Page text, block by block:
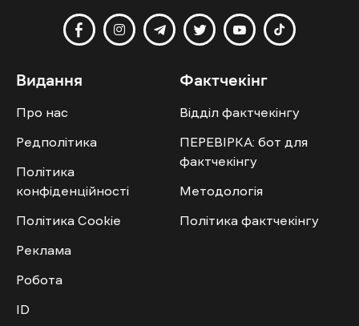
Видання
Про нас
Редполітика
Політика
конфіденційності
Політика Cookie
Реклама
Робота
ID
Фактчекінг
Відділ фактчекінгу
ПЕРЕВІРКА: бот для
фактчекінгу
Методологія
Політика фактчекінгу